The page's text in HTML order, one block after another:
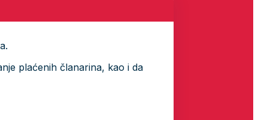
plaćenih članarina, kao i da